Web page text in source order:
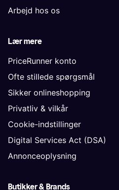
Arbejd hos os
Lær mere
PriceRunner konto
Ofte stillede spørgsmål
Sikker onlineshopping
Privatliv & vilkår
Cookie-indstillinger
Digital Services Act (DSA)
Annonceoplysning
Butikker & Brands